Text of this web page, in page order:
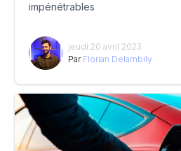
impénétrables
jeudi 20 avril 2023
Par Florian Delambily